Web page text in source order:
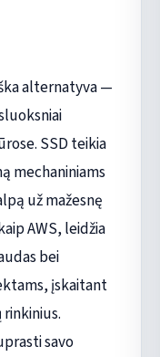
alternatyva —
SSD teikia
mechaniniams
už mažesnę
AWS, leidžia
bei
įskaitant
savo